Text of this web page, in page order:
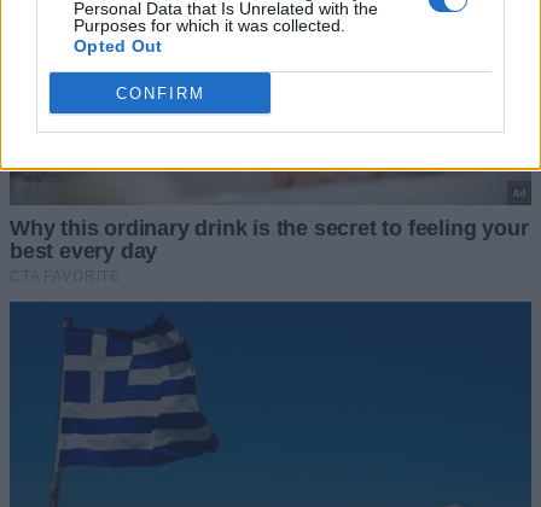
Personal Data that Is Unrelated with the
Purposes for which it was collected.
Opted Out
CONFIRM